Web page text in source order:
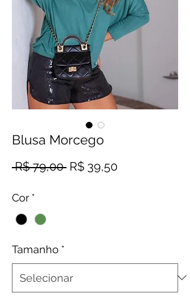
Blusa Morcego
R$ 79,00 Preço normal
R$ 39,50Preço
Cor *
Tamanho *